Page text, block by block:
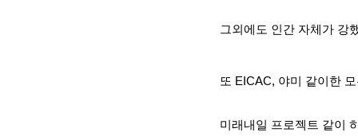
그외에도 인간 자체가 강
또 EICAC, 야미 같이한
미래내일 프로젝트 같이